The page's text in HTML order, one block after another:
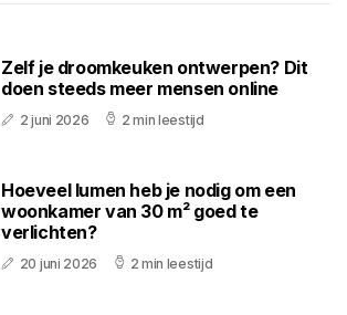
Zelf je droomkeuken ontwerpen? Dit
doen steeds meer mensen online
2 juni 2026 2 min leestijd
Hoeveel lumen heb je nodig om een
woonkamer van 30 m² goed te
verlichten?
20 juni 2026 2 min leestijd